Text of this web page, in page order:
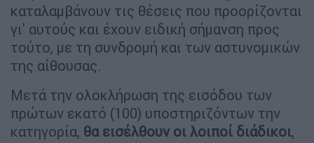
καταλαμβάνουν τις θέσεις που προορίζονται
γι' αυτούς και έχουν ειδική σήμανση προς
τούτο, με τη συνδρομή και των αστυνομικών
της αίθουσας.
Μετά την ολοκλήρωση της εισόδου των
πρώτων εκατό (100) υποστηριζόντων την
κατηγορία, θα εισέλθουν οι λοιποί διάδικοι,